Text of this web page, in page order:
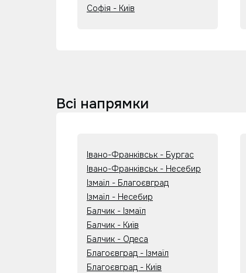
Софія - Київ
Всі напрямки
Івано-Франківськ - Бургас
Івано-Франківськ - Несебир
Ізмаїл - Благоєвград
Ізмаїл - Несебир
Балчик - Ізмаїл
Балчик - Київ
Балчик - Одеса
Благоєвград - Ізмаїл
Благоєвград - Київ